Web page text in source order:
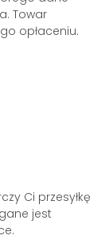
Towar
opłaceniu.
Ci przesyłkę
jest